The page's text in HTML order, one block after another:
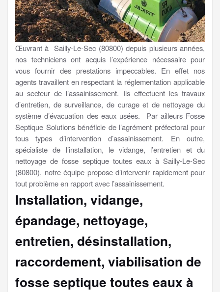
Œuvrant à Sailly-Le-Sec (80800) depuis plusieurs années,
nos techniciens ont acquis l’expérience nécessaire pour
vous fournir des prestations impeccables. En effet nos
agents travaillent en respectant la réglementation applicable
au secteur de l’assainissement. Ils effectuent les travaux
d’entretien, de surveillance, de curage et de nettoyage du
système d’évacuation des eaux usées. Par ailleurs Fosse
Septique Solutions bénéficie de l’agrément préfectoral pour
tous types d’intervention d’assainissement. En outre,
spécialiste de l’installation, le vidange, l’entretien et du
nettoyage de fosse septique toutes eaux à Sailly-Le-Sec
(80800), notre équipe propose d’intervenir rapidement pour
tout problème en rapport avec l’assainissement.
Installation, vidange,
épandage, nettoyage,
entretien, désinstallation,
raccordement, viabilisation de
fosse septique toutes eaux à